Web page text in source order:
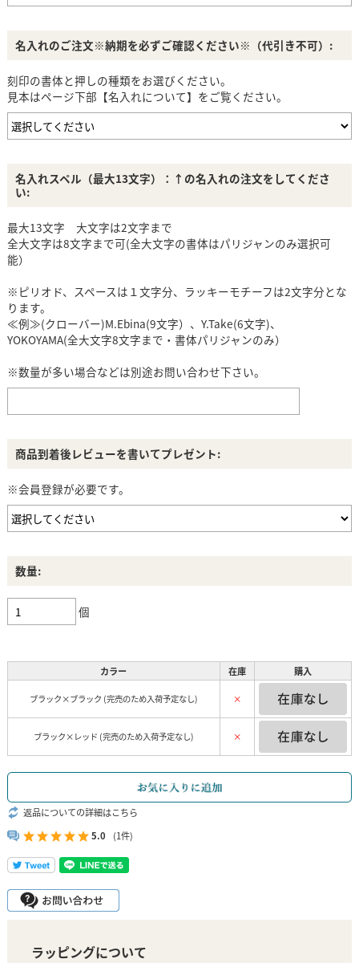
名入れのご注文※納期を必ずご確認ください※（代引き不可）:
刻印の書体と押しの種類をお選びください。
見本はページ下部【名入れについて】をご覧ください。
名入れスペル（最大13文字）：↑の名入れの注文をしてくださ
い:
最大13文字 大文字は2文字まで
全大文字は8文字まで可(全大文字の書体はパリジャンのみ選択可
能）
※ピリオド、スペースは１文字分、ラッキーモチーフは2文字分とな
ります。
≪例≫(クローバー)M.Ebina(9文字）、Y.Take(6文字)、
YOKOYAMA(全大文字8文字まで・書体パリジャンのみ）
※数量が多い場合などは別途お問い合わせ下さい。
商品到着後レビューを書いてプレゼント:
※会員登録が必要です。
数量:
個
カラー 在庫 購入
ブラック×ブラック (完売のため入荷予定なし) ×
ブラック×レッド (完売のため入荷予定なし) ×
返品についての詳細はこちら
5.0
(1件)
ラッピングについて